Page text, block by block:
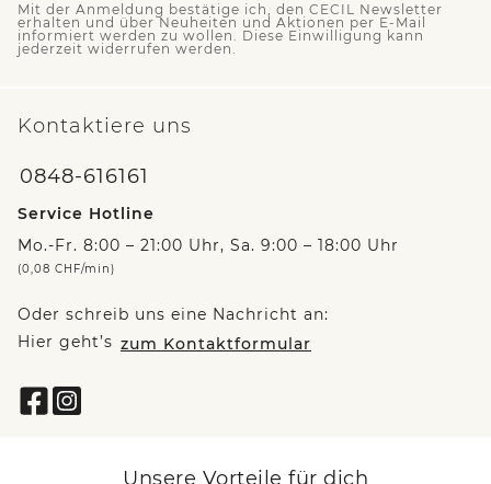
Mit der Anmeldung bestätige ich, den CECIL Newsletter
erhalten und über Neuheiten und Aktionen per E-Mail
informiert werden zu wollen. Diese Einwilligung kann
jederzeit widerrufen werden.
Kontaktiere uns
0848-616161
Service Hotline
Mo.-Fr. 8:00 – 21:00 Uhr, Sa. 9:00 – 18:00 Uhr
(0,08 CHF/min)
Oder schreib uns eine Nachricht an:
Hier geht’s zum Kontaktformular
Unsere Vorteile für dich